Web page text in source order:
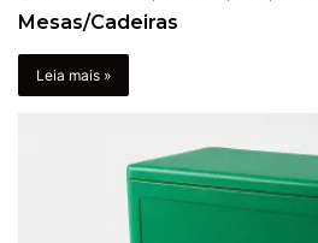
Mesas/Cadeiras
Leia mais »